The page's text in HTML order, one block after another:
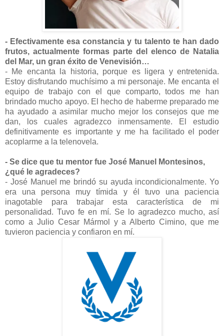
- Efectivamente esa constancia y tu talento te han dado
frutos, actualmente formas parte del elenco de Natalia
del Mar, un gran éxito de Venevisión…
- Me encanta la historia, porque es ligera y entretenida.
Estoy disfrutando muchísimo a mi personaje. Me encanta el
equipo de trabajo con el que comparto, todos me han
brindado mucho apoyo. El hecho de haberme preparado me
ha ayudado a asimilar mucho mejor los consejos que me
dan, los cuales agradezco inmensamente. El estudio
definitivamente es importante y me ha facilitado el poder
acoplarme a la telenovela.
- Se dice que tu mentor fue José Manuel Montesinos,
¿qué le agradeces?
- José Manuel me brindó su ayuda incondicionalmente. Yo
era una persona muy tímida y él tuvo una paciencia
inagotable para trabajar esta característica de mi
personalidad. Tuvo fe en mí. Se lo agradezco mucho, así
como a Julio Cesar Mármol y a Alberto Cimino, que me
tuvieron paciencia y confiaron en mí.